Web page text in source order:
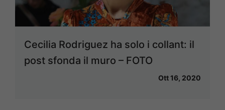
Cecilia Rodriguez ha solo i collant: il
post sfonda il muro – FOTO
Ott 16, 2020